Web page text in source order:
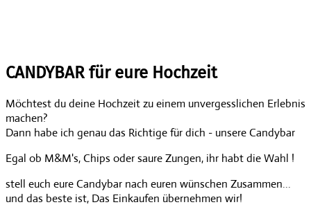
CANDYBAR für eure Hochzeit
Möchtest du deine Hochzeit zu einem unvergesslichen Erlebnis
machen?
Dann habe ich genau das Richtige für dich - unsere Candybar
Egal ob M&M's, Chips oder saure Zungen, ihr habt die Wahl !
stell euch eure Candybar nach euren wünschen Zusammen...
und das beste ist, Das Einkaufen übernehmen wir!